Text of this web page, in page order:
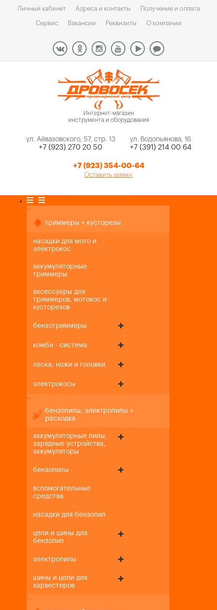
Личный кабинет Адреса и контакты Получение и оплата
Сервис Вакансии Реквизиты О компании
Интернет-магазин
инструмента и оборудования
ул. Айвазовского, 57, стр. 13
+7 (923) 270 20 50
ул. Водопьянова, 16
+7 (391) 214 00 64
+7 (923) 354-00-64
Оставить заявку
+-
триммеры + кусторезы
насадки для мото и
электрокос
аккумуляторные
триммеры
аксессуары для
триммеров, мотокос и
кусторезов
бензотриммеры
комби - система
леска, ножи и головки
электрокосы
+-
бензопилы, электропилы +
расходка
аккумуляторные пилы,
зарядные устройства,
аккумуляторы
бензопилы
вспомогательные
средства
насадки для бензопил
цепи и шины для
бензопил
электропилы
шины и цепи для
харвестеров
+-